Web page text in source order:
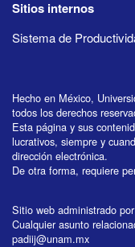
Sitios internos
Sistema de
Hecho en México,
todos los derechos
Esta página y sus
lucrativos, siempre y
dirección electrónica.
De otra forma, requiere
Sitio web administrado
Cualquier asunto
padiij@unam.mx